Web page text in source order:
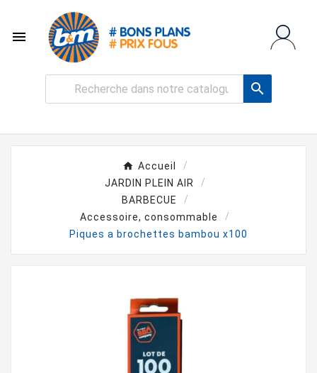


Accueil
JARDIN PLEIN AIR
BARBECUE
Accessoire, consommable
Piques a brochettes bambou x100